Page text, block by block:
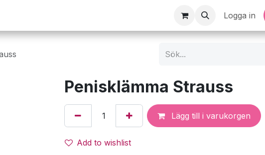
Logga in
Penisklämma Strauss
Lägg till i varukorgen
Add to wishlist